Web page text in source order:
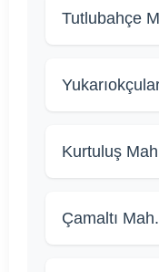
Tutlubahçe
Kurtuluş
Çamaltı Mah.